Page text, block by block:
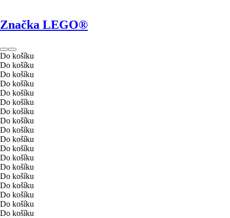
Značka LEGO®
Do košíku
Do košíku
Do košíku
Do košíku
Do košíku
Do košíku
Do košíku
Do košíku
Do košíku
Do košíku
Do košíku
Do košíku
Do košíku
Do košíku
Do košíku
Do košíku
Do košíku
Do košíku